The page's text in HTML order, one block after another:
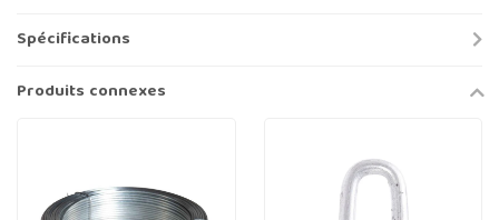
Spécifications
Produits connexes